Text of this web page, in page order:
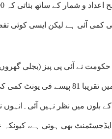
کمی آئی ہے لیکن ایسی کوئی
حکومت نے آئی پی پیز (بجلی
مذاکرات کیے، جس کے نتیجے میں
بلوں میں نظر نہیں آئی۔انہوں
بھی ہوتی ہے، کیونکہ